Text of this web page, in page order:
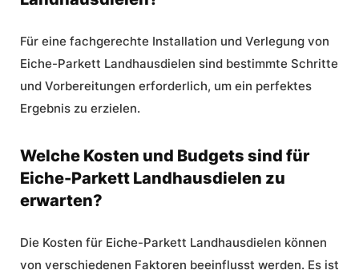
Für eine fachgerechte Installation und Verlegung von
Eiche-Parkett Landhausdielen sind bestimmte Schritte
und Vorbereitungen erforderlich, um ein perfektes
Ergebnis zu erzielen.
Welche Kosten und Budgets sind für
Eiche-Parkett Landhausdielen zu
erwarten?
Die Kosten für Eiche-Parkett Landhausdielen können
von verschiedenen Faktoren beeinflusst werden. Es ist